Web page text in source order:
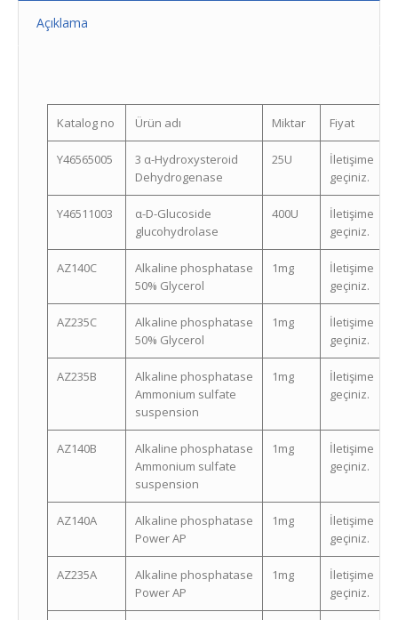
Açıklama
Katalog no Ürün adı Miktar Fiyat
Y46565005
3 α-Hydroxysteroid
Dehydrogenase
25U
İletişime
geçiniz.
Y46511003
α-D-Glucoside
glucohydrolase
400U
İletişime
geçiniz.
AZ140C
Alkaline phosphatase
50% Glycerol
1mg
İletişime
geçiniz.
AZ235C
Alkaline phosphatase
50% Glycerol
1mg
İletişime
geçiniz.
AZ235B
Alkaline phosphatase
Ammonium sulfate
suspension
1mg
İletişime
geçiniz.
AZ140B
Alkaline phosphatase
Ammonium sulfate
suspension
1mg
İletişime
geçiniz.
AZ140A
Alkaline phosphatase
Power AP
1mg
İletişime
geçiniz.
AZ235A
Alkaline phosphatase
Power AP
1mg
İletişime
geçiniz.